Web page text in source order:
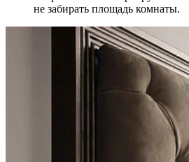
не забирать площадь комнаты.